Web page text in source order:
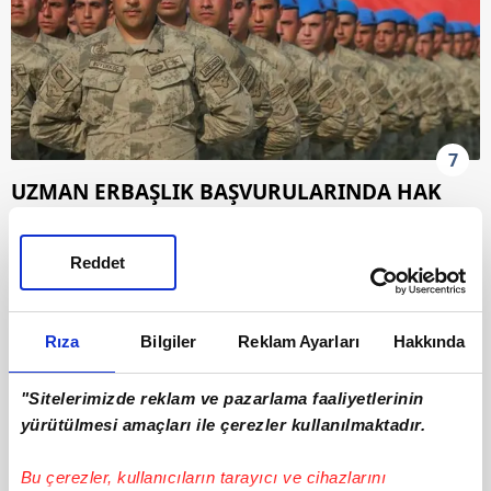
Rıza Bilgiler Reklam Ayarları Hakkında
"Sitelerimizde reklam ve pazarlama faaliyetlerinin
yürütülmesi amaçları ile çerezler kullanılmaktadır.
Bu çerezler, kullanıcıların tarayıcı ve cihazlarını
Reddet
7
UZMAN ERBAŞLIK BAŞVURULARINDA HAK
Teklifle, askerlik hizmetinden muaf tutulan
kişilerin de uzman erbaşlık başvurularında
yaşadığı hak kayıplarının önüne geçilmesi
amaçlanıyor.
Düzenleme kapsamında özellikle şehit yakınları
gibi askerlikten muaf olan kişilerin uzman
erbaşlık müracaatlarında yaşanan